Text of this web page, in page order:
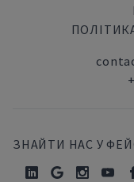
ЗНАЙТИ НАС У